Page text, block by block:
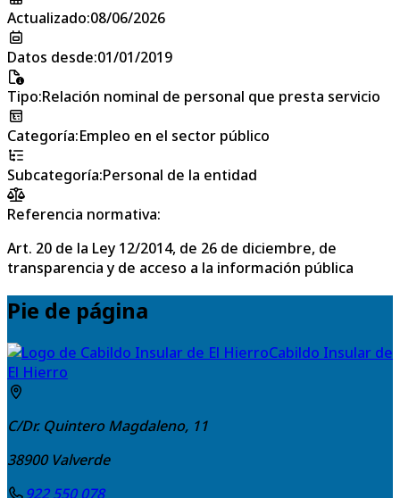
Actualizado:08/06/2026
Datos desde:01/01/2019
Tipo:Relación nominal de personal que presta servicio
Categoría:Empleo en el sector público
Subcategoría:Personal de la entidad
Referencia normativa:
Art. 20 de la Ley 12/2014, de 26 de diciembre, de
transparencia y de acceso a la información pública
Pie de página
Cabildo Insular de
El Hierro
C/Dr. Quintero Magdaleno, 11
38900 Valverde
922 550 078